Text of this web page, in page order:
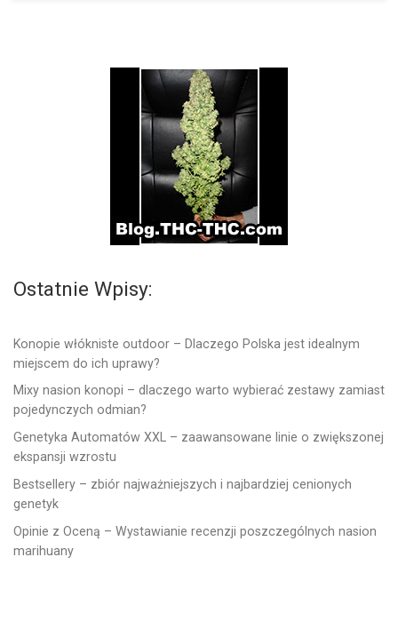
Ostatnie Wpisy:
Konopie włókniste outdoor – Dlaczego Polska jest idealnym
miejscem do ich uprawy?
Mixy nasion konopi – dlaczego warto wybierać zestawy zamiast
pojedynczych odmian?
Genetyka Automatów XXL – zaawansowane linie o zwiększonej
ekspansji wzrostu
Bestsellery – zbiór najważniejszych i najbardziej cenionych
genetyk
Opinie z Oceną – Wystawianie recenzji poszczególnych nasion
marihuany